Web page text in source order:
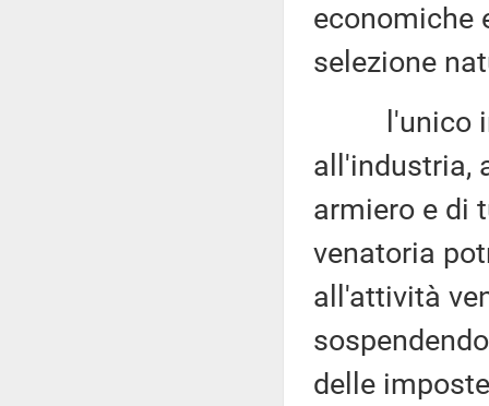
economiche
selezione
l'unico
all'industria,
armiero e di
venatoria
all'attività
delle